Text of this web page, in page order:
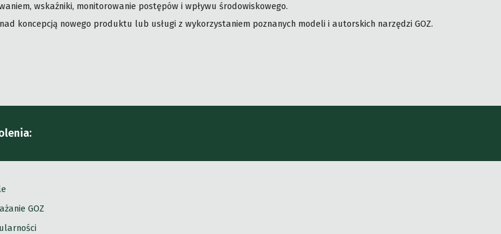
wskaźniki, monitorowanie postępów i wpływu środowiskowego.
koncepcją nowego produktu lub usługi z wykorzystaniem poznanych modeli i autorskich narzędzi GOZ.
GOZ